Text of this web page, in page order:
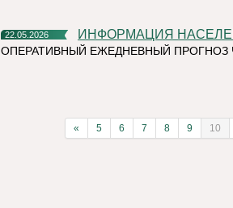
22.05.2026 ИНФОРМАЦИЯ
ОПЕРАТИВНЫЙ ЕЖЕДНЕВНЫЙ ПРОГНОЗ
« 5 6 7 8 9 10